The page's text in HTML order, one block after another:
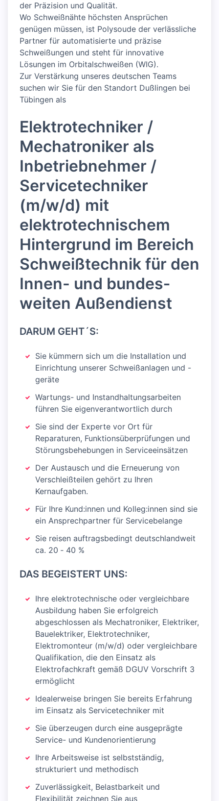
der Präzision und Qualität.
Wo Schweißnähte höchsten Ansprüchen
genügen müssen, ist Polysoude der verlässliche
Partner für automatisierte und präzise
Schweißungen und steht für innovative
Lösungen im Orbitalschweißen (WIG).
Zur Verstärkung unseres deutschen Teams
suchen wir Sie für den Standort Dußlingen bei
Tübingen als
Elektrotechniker /
Mechatroniker als
Inbetrieb­nehmer /
Servicetechniker
(m/w/d) mit
elektrotechnischem
Hintergrund im Bereich
Schweißtechnik für den
Innen- und bundes­
weiten Außendienst
DARUM GEHT´S:
Sie kümmern sich um die Installation und
Ein­rich­tung unserer Schweißanlagen und -
geräte
Wartungs- und Instandhaltungsarbeiten
führen Sie eigenverantwortlich durch
Sie sind der Experte vor Ort für
Reparaturen, Funk­tionsüberprüfungen und
Störungsbehebungen in Serviceeinsätzen
Der Austausch und die Erneuerung von
Verschleiß­teilen gehört zu Ihren
Kernaufgaben.
Für Ihre Kund:innen und Kolleg:innen sind sie
ein An­sprech­partner für Servicebelange
Sie reisen auftragsbedingt deutschlandweit
ca. 20 ‑ 40 %
DAS BEGEISTERT UNS:
Ihre elektrotechnische oder vergleichbare
Ausbildung haben Sie erfolgreich
abgeschlossen als Mechatroniker, Elektriker,
Bauelektriker, Elektrotechniker,
Elektromonteur (m/w/d) oder vergleichbare
Qualifikation, die den Einsatz als
Elektrofachkraft gemäß DGUV Vorschrift 3
ermöglicht
Idealerweise bringen Sie bereits Erfahrung
im Einsatz als Servicetechniker mit
Sie überzeugen durch eine ausgeprägte
Service- und Kundenorientierung
Ihre Arbeitsweise ist selbstständig,
strukturiert und methodisch
Zuverlässigkeit, Belastbarkeit und
Flexibilität zeichnen Sie aus